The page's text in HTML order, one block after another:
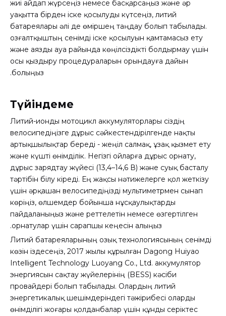
жиі айдап жүрсеңіз немесе басқарсаңыз және әр
уақытта бірден іске қосылуды күтсеңіз, литий
батареялары әлі де өміршең таңдау болып табылады.
Қозғалтқыштың сенімді іске қосылуын қамтамасыз ету
және аязды ауа райында көңілсіздікті болдырмау үшін
осы қыздыру процедураларын орындауға дайын
болыңыз.
Түйіндеме
Литий-ионды мотоцикл аккумуляторлары сіздің
велосипедіңізге дұрыс сәйкестендірілгенде нақты
артықшылықтар береді - жеңіл салмақ, ұзақ қызмет ету
және күшті өнімділік. Негізгі ойларға дұрыс орнату,
дұрыс зарядтау жүйесі (13,4–14,6 В) және суық басталу
тәртібін білу кіреді. Ең жақсы нәтижелерге қол жеткізу
үшін әрқашан велосипедіңізді мультиметрмен сынап
көріңіз, өлшемдер бойынша нұсқаулықтарды
пайдаланыңыз және реттелетін немесе өзгертілген
орнатулар үшін сарапшы кеңесін алыңыз.
Литий батареяларының озық технологиясының сенімді
көзін іздесеңіз, 2017 жылы құрылған Dagong Huiyao
Intelligent Technology Luoyang Co., Ltd. аккумулятор
энергиясын сақтау жүйелерінің (BESS) кәсіби
провайдері болып табылады. Олардың литий
энергетикалық шешімдеріндегі тәжірибесі оларды
өнімділігі жоғары қолданбалар үшін құнды серіктес